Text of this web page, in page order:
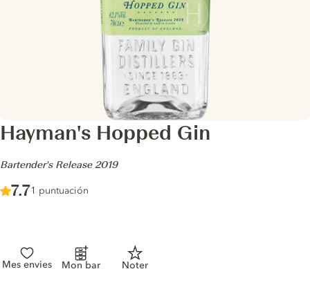
Hayman's Hopped Gin
-
Bartender's Release 2019
Score :
7.7/ 10
1 puntuación
Mes envies Mon bar Noter